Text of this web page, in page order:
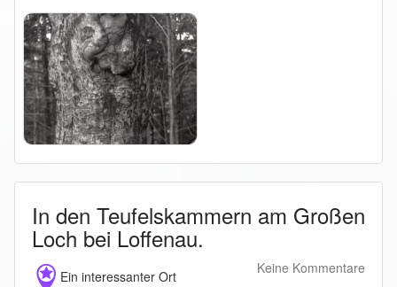
In den Teufelskammern am Großen
Loch bei Loffenau.
Ein interessanter Ort
Keine Kommentare